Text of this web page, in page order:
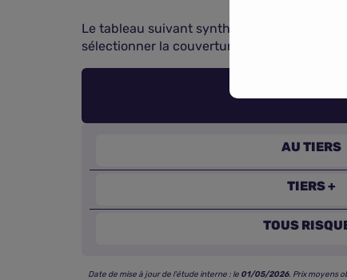
Le tableau suivant synthétise les
sélectionner la couverture la mieux
AU TIERS
TIERS +
TOUS
Date de mise à jour de l’étude interne : le 01/05/2026. Prix moyens